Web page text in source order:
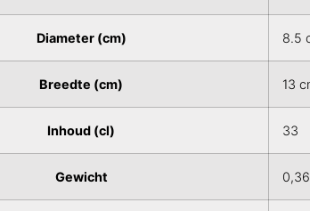
Diameter (cm) 8.5
Breedte (cm) 13
Inhoud (cl) 33
Gewicht